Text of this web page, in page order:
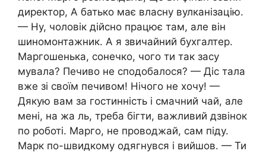
директор, А батько має власну вулканізацію.
— Ну, чоловік дійсно працює там, але він
шиномонтажник. А я звичайний бухгалтер.
Маргошенька, сонечко, чого ти так засу
мувала? Печиво не сподобалося? — Діс тала
вже зі своїм печивом! Нічого не хочу! —
Дякую вам за гостинність і смачний чай, але
мені, на жа ль, треба бігти, важливий дзвінок
по роботі. Марго, не проводжай, сам піду.
Марк по-швидкому одягнувся і вийшов. — Ти